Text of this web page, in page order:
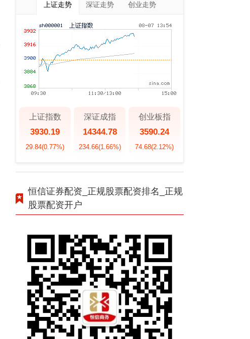
上证走势 深证走势 创业走势
上证指数
3930.19
29.84(0.77%)
深证成指
14344.78
234.66(1.66%)
创业板指
3590.24
74.68(2.12%)
恒信证券配资_正规股票配资排名_正规
股票配资开户